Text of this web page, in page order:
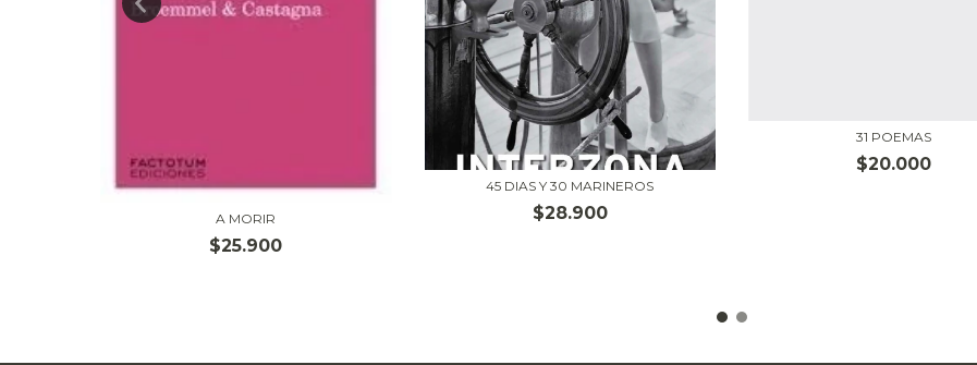
A MORIR
$25.900
45 DIAS Y 30 MARINEROS
$28.900
31 POEMAS
$20.000